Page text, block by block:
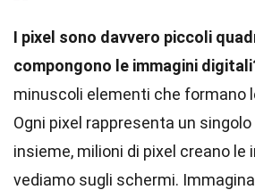
I pixel sono davvero piccoli
compongono le immagini
minuscoli elementi che formano
Ogni pixel rappresenta un
insieme, milioni di pixel creano le
vediamo sugli schermi.